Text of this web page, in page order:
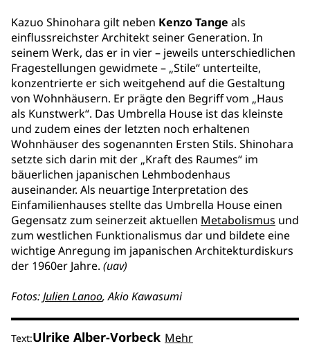
Kazuo Shinohara gilt neben Kenzo Tange als
einflussreichster Architekt seiner Generation. In
seinem Werk, das er in vier – jeweils unterschiedlichen
Fragestellungen gewidmete – „Stile“ unterteilte,
konzentrierte er sich weitgehend auf die Gestaltung
von Wohnhäusern. Er prägte den Begriff vom „Haus
als Kunstwerk“. Das Umbrella House ist das kleinste
und zudem eines der letzten noch erhaltenen
Wohnhäuser des sogenannten Ersten Stils. Shinohara
setzte sich darin mit der „Kraft des Raumes“ im
bäuerlichen japanischen Lehmbodenhaus
auseinander. Als neuartige Interpretation des
Einfamilienhauses stellte das Umbrella House einen
Gegensatz zum seinerzeit aktuellen Metabolismus und
zum westlichen Funktionalismus dar und bildete eine
wichtige Anregung im japanischen Architekturdiskurs
der 1960er Jahre. (uav)
Fotos:Julien Lanoo, Akio Kawasumi
Text:Ulrike Alber-Vorbeck Mehr